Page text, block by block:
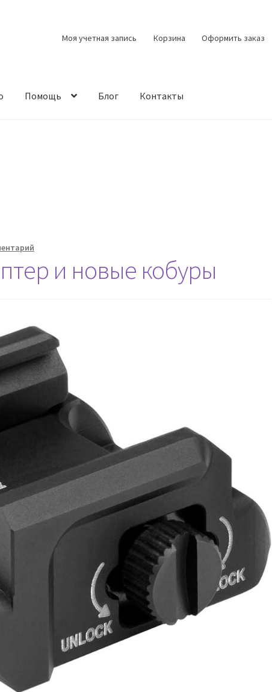
Моя учетная запись Корзина Оформить заказ
Помощь Блог Контакты
и новые кобуры